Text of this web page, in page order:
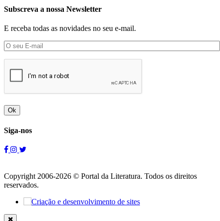
Subscreva a nossa Newsletter
E receba todas as novidades no seu e-mail.
Ok
Siga-nos
Copyright 2006-2026 © Portal da Literatura. Todos os direitos
reservados.